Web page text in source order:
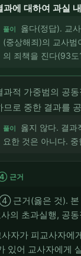
과에 대하여 과실
풀이
옳다(정답). 교
(중상해죄)의 교사범
의 죄책을 진다(93
과적 가중범의 공
므로 중한 결과를
풀이
옳지 않다. 결과
요한 것은 아니다.
근거
근거(옳은 것). 본
의 초과실행, 공
자가 피교사자에
있어 교사자에게